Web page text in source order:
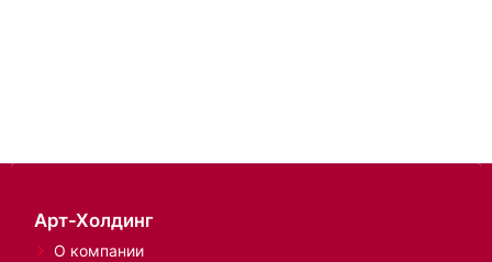
Арт-Холдинг
О компании